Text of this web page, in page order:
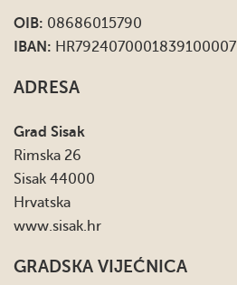
OIB: 08686015790
IBAN: HR7924070001839100007
ADRESA
Grad Sisak
Rimska 26
Sisak 44000
Hrvatska
www.sisak.hr
GRADSKA VIJEĆNICA